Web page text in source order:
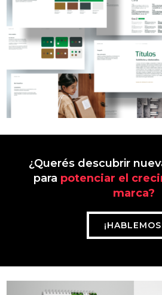
¿Querés descubrir
para potenciar el
marca?